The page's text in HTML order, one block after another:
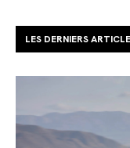
LES DERNIERS